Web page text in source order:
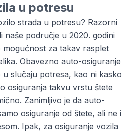
u potresu
strada u potresu? Razorni
naše područje u 2020. godini
mogućnost za takav rasplet
Obavezno auto-osiguranje
u slučaju potresa, kao ni kasko
osiguranja takvu vrstu štete
Zanimljivo je da auto-
osiguranje od štete, ali ne i
Ipak, za osiguranje vozila